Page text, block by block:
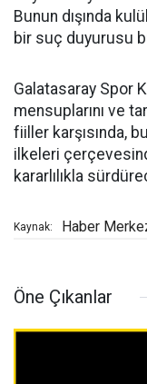
Bunun dışında
bir suç duyurusu
Galatasaray Spor
mensuplarını ve
fiiller karşısında,
ilkeleri
kararlılıkla
Kaynak: Haber
Öne Çıkanlar